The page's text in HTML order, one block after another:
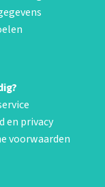
en privacy
voorwaarden